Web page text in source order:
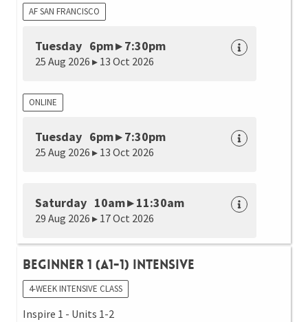
AF SAN FRANCISCO
Tuesday 6pm ▸ 7:30pm
25 Aug 2026 ▸ 13 Oct 2026
ONLINE
Tuesday 6pm ▸ 7:30pm
25 Aug 2026 ▸ 13 Oct 2026
Saturday 10am ▸ 11:30am
29 Aug 2026 ▸ 17 Oct 2026
Beginner 1 (A1-1) Intensive
4-WEEK INTENSIVE CLASS
Inspire 1 - Units 1-2